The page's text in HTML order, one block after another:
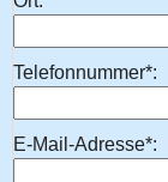
Telefonnummer*:
E-Mail-Adresse*: